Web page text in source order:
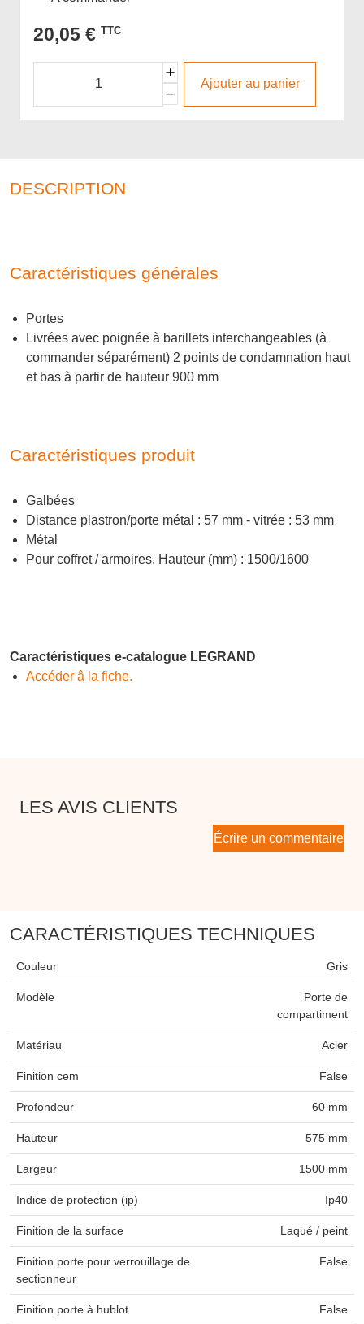
20,05 € TTC
Ajouter au panier
DESCRIPTION
Caractéristiques générales
Portes
Livrées avec poignée à barillets interchangeables (à
commander séparément) 2 points de condamnation haut
et bas à partir de hauteur 900 mm
Caractéristiques produit
Galbées
Distance plastron/porte métal : 57 mm - vitrée : 53 mm
Métal
Pour coffret / armoires. Hauteur (mm) : 1500/1600
Caractéristiques e-catalogue LEGRAND
Accéder â la fiche.
LES AVIS CLIENTS
Écrire un commentaire
CARACTÉRISTIQUES TECHNIQUES
Couleur Gris
Modèle
Porte de
compartiment
Matériau Acier
Finition cem False
Profondeur 60 mm
Hauteur 575 mm
Largeur 1500 mm
Indice de protection (ip) Ip40
Finition de la surface Laqué / peint
Finition porte pour verrouillage de
sectionneur
False
Finition porte à hublot False